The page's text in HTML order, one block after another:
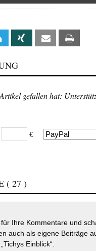
Linkedin Xing Email
gefallen hat:
€
( 27 )
Ihre Kommentare und
auch als eigene Beiträge
Einblick“.